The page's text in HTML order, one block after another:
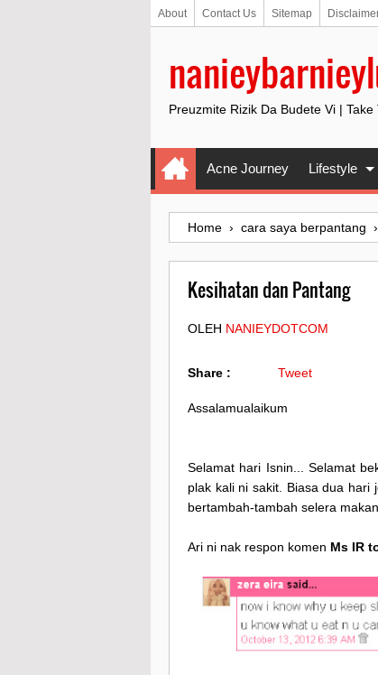
About Contact Us Sitemap
Preuzmite Rizik Da Budete Vi |
Acne Journey Lifestyle
Home › cara saya berpantang ›
Kesihatan dan Pantang
OLEH NANIEYDOTCOM
Share : Tweet
Assalamualaikum
Selamat hari Isnin... Selamat
plak kali ni sakit. Biasa dua hari
bertambah-tambah selera
Ari ni nak respon komen Ms IR